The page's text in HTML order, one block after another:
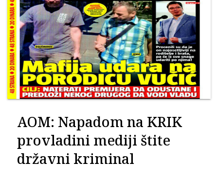
AOM: Napadom na KRIK
provladini mediji štite
državni kriminal